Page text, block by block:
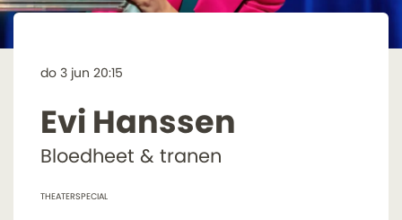
Evi Hanssen
Bloedheet & tranen
do 3 jun 20:15
THEATERSPECIAL